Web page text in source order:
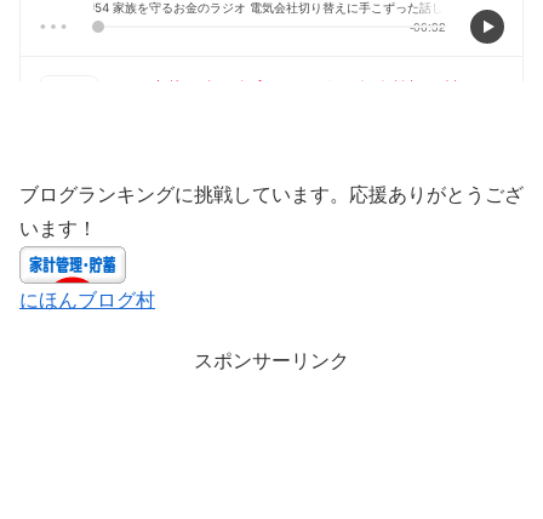
ブログランキングに挑戦しています。応援ありがとうござ
います！
にほんブログ村
スポンサーリンク